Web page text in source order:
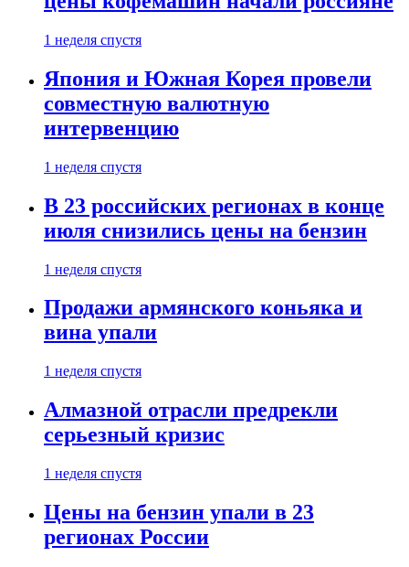
1 неделя спустя
Япония и Южная Корея провели
совместную валютную
интервенцию
1 неделя спустя
В 23 российских регионах в конце
июля снизились цены на бензин
1 неделя спустя
Продажи армянского коньяка и
вина упали
1 неделя спустя
Алмазной отрасли предрекли
серьезный кризис
1 неделя спустя
Цены на бензин упали в 23
регионах России